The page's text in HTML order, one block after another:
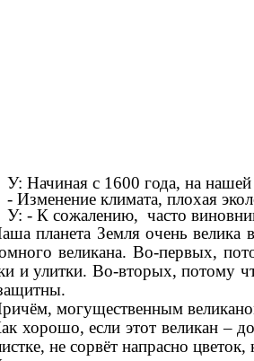
У: Начиная с 1600 года, на
- Изменение климата, плохая
У: - К сожалению, часто
планета Земля очень
великана. Во-первых,
и улитки. Во-вторых, потому
могущественным
хорошо, если этот великан –
не сорвёт напрасно